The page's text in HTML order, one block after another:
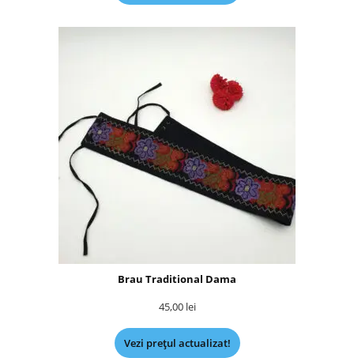
Brau Traditional Dama
45,00 lei
Vezi prețul actualizat!